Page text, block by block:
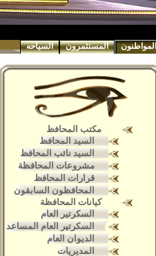
المواطنون المستثمرون السياحه
مكتب المحافظ
السيد المحافظ
السيد نائب المحافظ
مشروعات المحافظة
قرارات المحافظ
المحافظون السابقون
كيانات المحافظة
السكرتير العام
السكرتير العام المساعد
الديوان العام
المديريات